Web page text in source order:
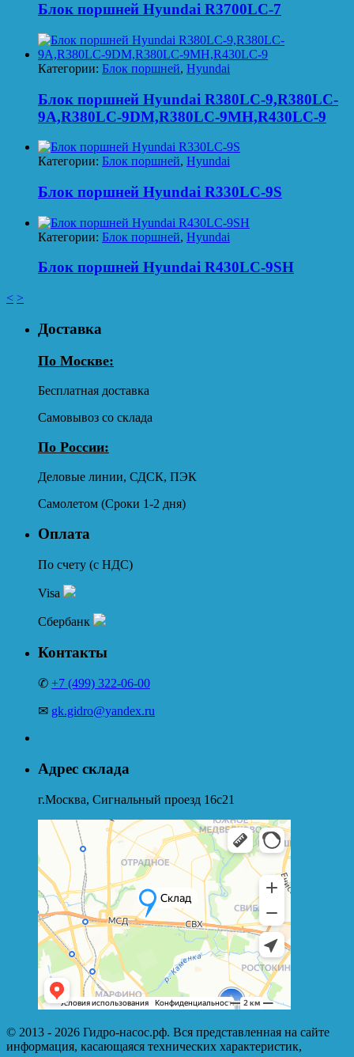
Блок поршней Hyundai R3700LC-7
Категории: Блок поршней, Hyundai
Блок поршней Hyundai R380LC-9,R380LC-
9A,R380LC-9DM,R380LC-9MH,R430LC-9
Категории: Блок поршней, Hyundai
Блок поршней Hyundai R330LC-9S
Категории: Блок поршней, Hyundai
Блок поршней Hyundai R430LC-9SH
< >
Доставка
По Москве:
Бесплатная доставка
Самовывоз со склада
По России:
Деловые линии, СДСК, ПЭК
Самолетом (Сроки 1-2 дня)
Оплата
По счету (с НДС)
Visa
Сбербанк
Контакты
✆ +7 (499) 322-06-00
✉ gk.gidro@yandex.ru
Адрес склада
г.Москва, Сигнальный проезд 16с21
© 2013 - 2026 Гидро-насос.рф. Вся представленная на сайте
информация, касающаяся технических характеристик,